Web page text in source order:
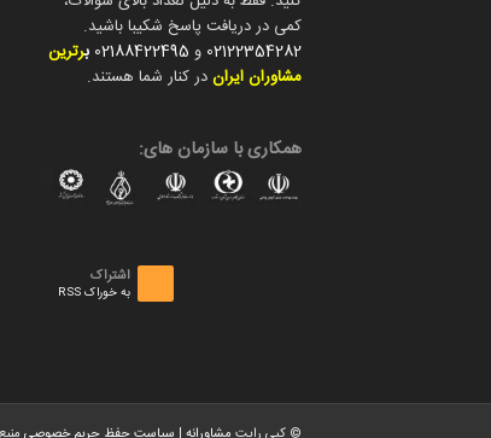
کمی در دریافت پاسخ شکیبا باشید.
02122354282 و 02188422495 برترین
مشاوران ایراندر کنار شما هستند.
همکاری با سازمان های:
اشتراک
به خوراک RSS